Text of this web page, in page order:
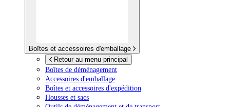
Boîtes et accessoires d'emballage
Retour au menu principal
Boîtes de déménagement
Accessoires d'emballage
Boîtes et accessoires d'expédition
Housses et sacs